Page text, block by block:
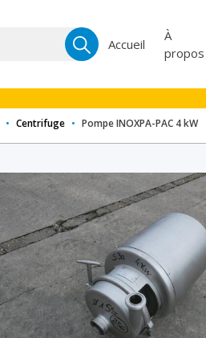
Recherche
pour :
Accueil
À
propos
• Centrifuge • Pompe INOXPA-PAC 4 kW